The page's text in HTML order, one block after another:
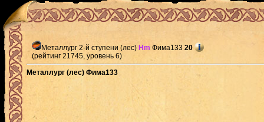
Металлург 2-й ступени (лес) Hm Фима133 20
(рейтинг 21745, уровень 6)
Металлург (лес) Фима133